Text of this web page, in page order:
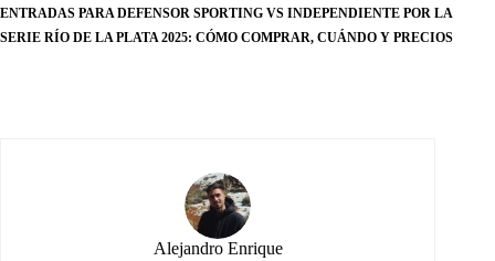
ENTRADAS PARA DEFENSOR SPORTING VS INDEPENDIENTE POR LA
SERIE RÍO DE LA PLATA 2025: CÓMO COMPRAR, CUÁNDO Y PRECIOS
Alejandro Enrique